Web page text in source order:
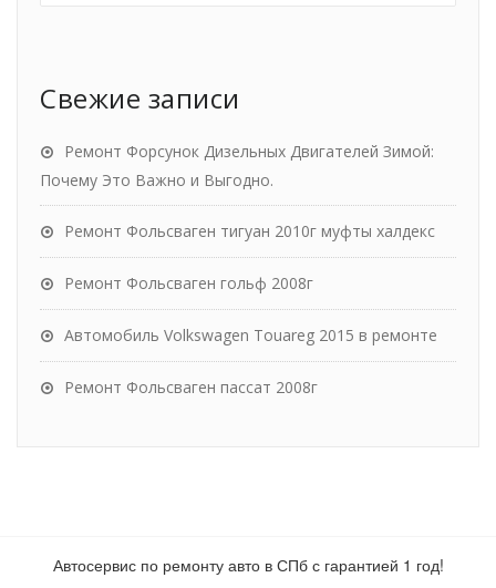
Свежие записи
Ремонт Форсунок Дизельных Двигателей Зимой:
Почему Это Важно и Выгодно.
Ремонт Фольсваген тигуан 2010г муфты халдекс
Ремонт Фольсваген гольф 2008г
Автомобиль Volkswagen Touareg 2015 в ремонте
Ремонт Фольсваген пассат 2008г
Автосервис по ремонту авто в СПб с гарантией 1 год!